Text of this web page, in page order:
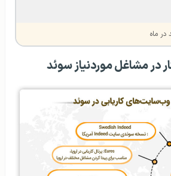
در ماه
در مشاغل موردنیاز سوئد